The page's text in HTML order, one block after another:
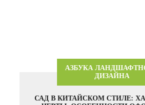
АЗБУКА
ДИЗАЙНА
САД В КИТАЙСКОМ СТИЛЕ: